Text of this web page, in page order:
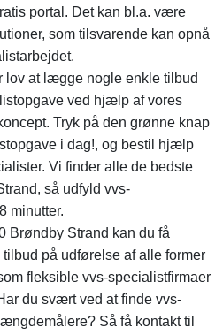
portal. Det kan bl.a. være
som tilsvarende kan opnå
lov at lægge nogle enkle tilbud
ved hjælp af vores
Tryk på den grønne knap
i dag!, og bestil hjælp
Vi finder alle de bedste
så udfyld vvs-
minutter.
Brøndby Strand kan du få
på udførelse af alle former
fleksible vvs-specialistfirmaer
du svært ved at finde vvs-
Så få kontakt til